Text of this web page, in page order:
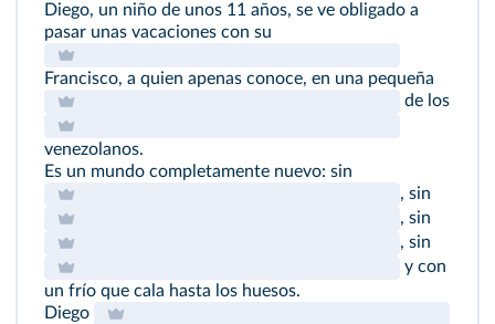
Diego, un niño de unos 11 años, se ve obligado a
pasar unas vacaciones con su
Francisco, a quien apenas conoce, en una pequeña
de los
venezolanos.
Es un mundo completamente nuevo: sin
, sin
, sin
, sin
y con
un frío que cala hasta los huesos.
Diego